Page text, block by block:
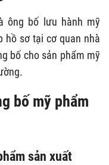
ông bố lưu hành mỹ
hồ sơ tại cơ quan nhà
bố cho sản phẩm mỹ
bố mỹ phẩm
sản xuất